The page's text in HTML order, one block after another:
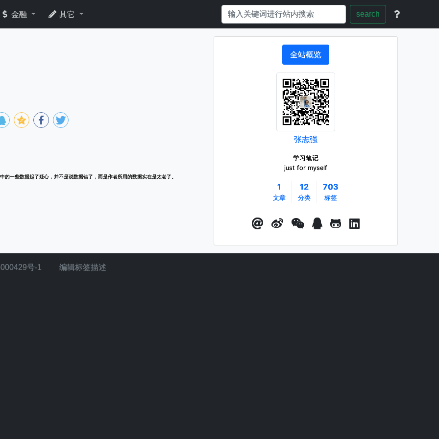
金融 其它 search
的一些数据起了疑心，并不是说数据错了，而是作者所用的数据实在是太老了。
全站概览
张志强
学习笔记
just for myself
1
文章
12
分类
703
标签
号-1 编辑标签描述